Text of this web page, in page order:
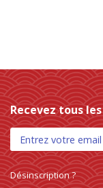
Recevez tous
Désinscription ?